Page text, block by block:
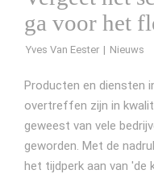
ga voor het
Yves Van Eester
Producten en diensten
overtreffen zijn in
geweest van vele
geworden. Met de
het tijdperk aan van 'de